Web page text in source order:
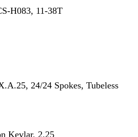
H083, 11-38T
24/24 Spokes, Tubeless
Kevlar, 2.25